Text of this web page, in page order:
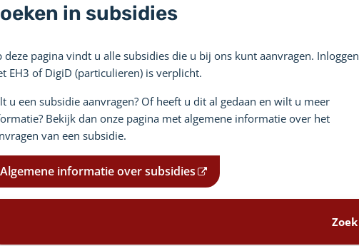
in subsidies
deze pagina vindt u alle subsidies die u bij ons kunt aanvragen. Inloggen
EH3 of DigiD (particulieren) is verplicht.
u een subsidie aanvragen? Of heeft u dit al gedaan en wilt u meer
Bekijk dan onze pagina met algemene informatie over het
van een subsidie.
Algemene informatie over subsidies